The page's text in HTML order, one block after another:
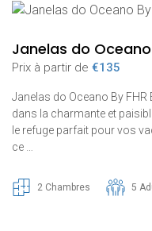
Janelas do Oceano
Prix ​​à partir de €135
Janelas do Oceano By FHR
dans la charmante et
le refuge parfait pour vos
ce …
2 Chambres 5